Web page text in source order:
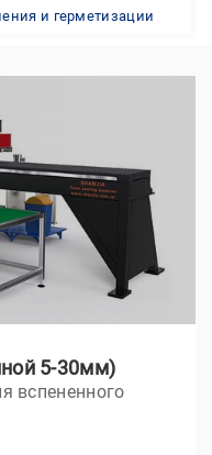
и герметизации
5-30мм)
вспененного